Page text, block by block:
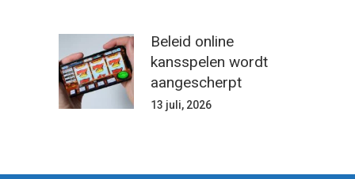
Beleid online
kansspelen wordt
aangescherpt
13 juli, 2026